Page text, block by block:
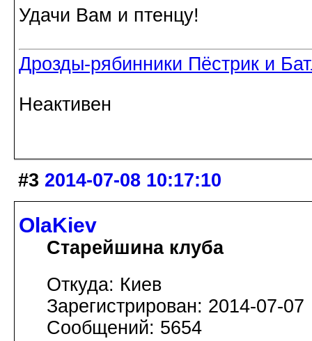
Удачи Вам и птенцу!
Дрозды-рябинники Пёстрик и
Неактивен
#3 2014-07-08 10:17:10
OlaKiev
Старейшина клуба
Откуда: Киев
Зарегистрирован: 2014-07-07
Сообщений: 5654